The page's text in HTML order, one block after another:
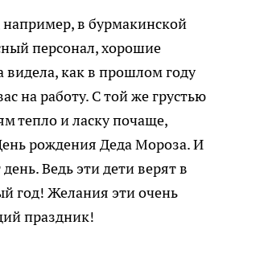
например, в бурмакинской
персонал, хорошие
как в прошлом году
на работу. С той же грустью
тепло и ласку почаще,
рождения Деда Мороза. И
Ведь эти дети верят в
год! Желания эти очень
праздник!